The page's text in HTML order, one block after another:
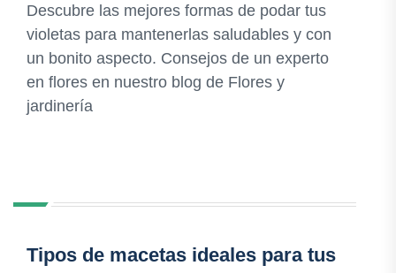
Descubre las mejores formas de podar tus
violetas para mantenerlas saludables y con
un bonito aspecto. Consejos de un experto
en flores en nuestro blog de Flores y
jardinería
Tipos de macetas ideales para tus